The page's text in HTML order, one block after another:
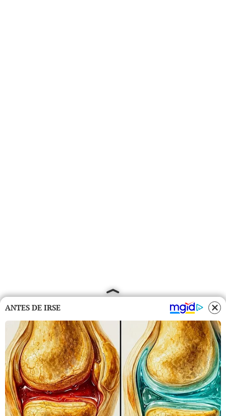
ANTES DE IRSE